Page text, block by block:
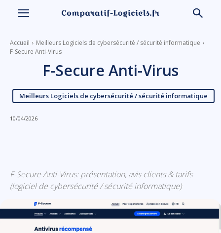
Accueil
Meilleurs Logiciels de cybersécurité / sécurité informatique
F-Secure Anti-Virus
F-Secure Anti-Virus
Meilleurs Logiciels de cybersécurité / sécurité informatique
10/04/2026
F-Secure Anti-Virus: présentation, avis clients & tarifs
(logiciel de cybersécurité / sécurité informatique)